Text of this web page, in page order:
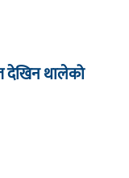
देखिन थालेको